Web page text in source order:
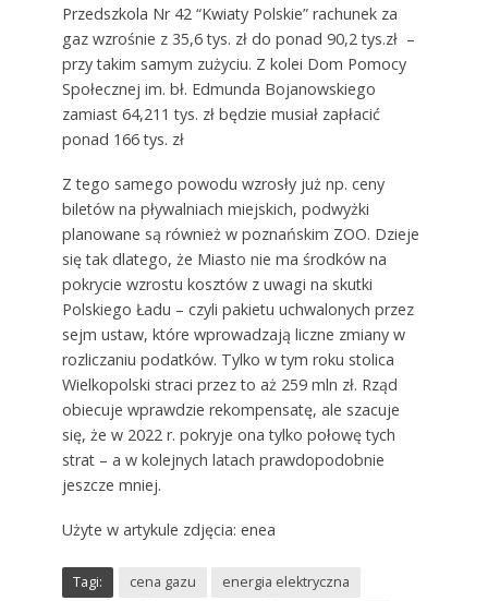
Przedszkola Nr 42 “Kwiaty Polskie” rachunek za
gaz wzrośnie z 35,6 tys. zł do ponad 90,2 tys.zł –
przy takim samym zużyciu. Z kolei Dom Pomocy
Społecznej im. bł. Edmunda Bojanowskiego
zamiast 64,211 tys. zł będzie musiał zapłacić
ponad 166 tys. zł
Z tego samego powodu wzrosły już np. ceny
biletów na pływalniach miejskich, podwyżki
planowane są również w poznańskim ZOO. Dzieje
się tak dlatego, że Miasto nie ma środków na
pokrycie wzrostu kosztów z uwagi na skutki
Polskiego Ładu – czyli pakietu uchwalonych przez
sejm ustaw, które wprowadzają liczne zmiany w
rozliczaniu podatków. Tylko w tym roku stolica
Wielkopolski straci przez to aż 259 mln zł. Rząd
obiecuje wprawdzie rekompensatę, ale szacuje
się, że w 2022 r. pokryje ona tylko połowę tych
strat – a w kolejnych latach prawdopodobnie
jeszcze mniej.
Użyte w artykule zdjęcia: enea
Tagi: cena gazu
energia elektryczna